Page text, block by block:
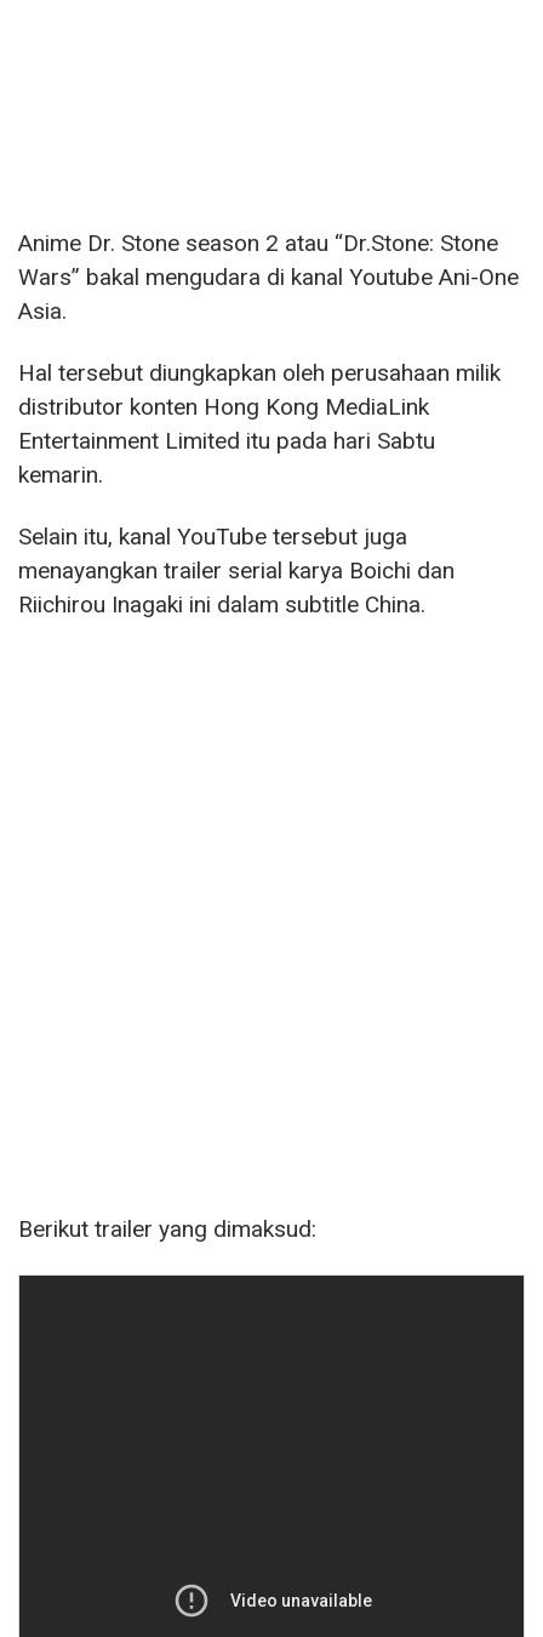
Anime Dr. Stone season 2 atau “Dr.Stone: Stone
Wars” bakal mengudara di kanal Youtube Ani-One
Asia.
Hal tersebut diungkapkan oleh perusahaan milik
distributor konten Hong Kong MediaLink
Entertainment Limited itu pada hari Sabtu
kemarin.
Selain itu, kanal YouTube tersebut juga
menayangkan trailer serial karya Boichi dan
Riichirou Inagaki ini dalam subtitle China.
Berikut trailer yang dimaksud: